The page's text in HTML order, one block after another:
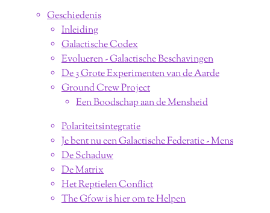
Geschiedenis
Inleiding
Galactische Codex
Evolueren - Galactische Beschavingen
De 3 Grote Experimenten van de Aarde
Ground Crew Project
Een Boodschap aan de Mensheid
Polariteitsintegratie
Je bent nu een Galactische Federatie - Mens
De Schaduw
De Matrix
Het Reptielen Conflict
The Gfow is hier om te Helpen